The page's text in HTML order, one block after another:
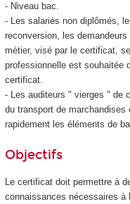
- Niveau bac.
- Les salariés non diplômés,
reconversion, les
métier, visé par le certificat,
professionnelle est souhaitée
certificat.
- Les auditeurs " vierges " de
du transport de
rapidement les éléments de
Objectifs
Le certificat doit permettre à
connaissances nécessaires à